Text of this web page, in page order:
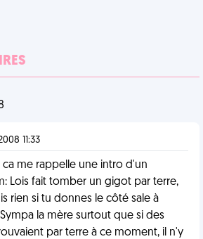
11:33
ca me rappelle une intro d'un
Lois fait tomber un gigot par terre,
rien si tu donnes le côté sale à
la mère surtout que si des
par terre à ce moment, il n'y